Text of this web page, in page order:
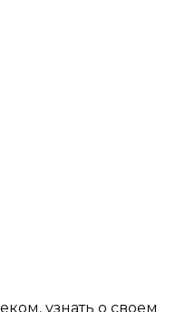
узнать о своем